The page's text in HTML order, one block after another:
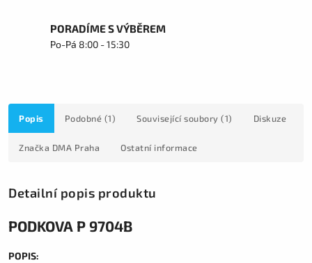
PORADÍME S VÝBĚREM
Po-Pá 8:00 - 15:30
Popis Podobné (1) Související soubory (1) Diskuze
Značka DMA Praha Ostatní informace
Detailní popis produktu
PODKOVA P 9704B
POPIS: